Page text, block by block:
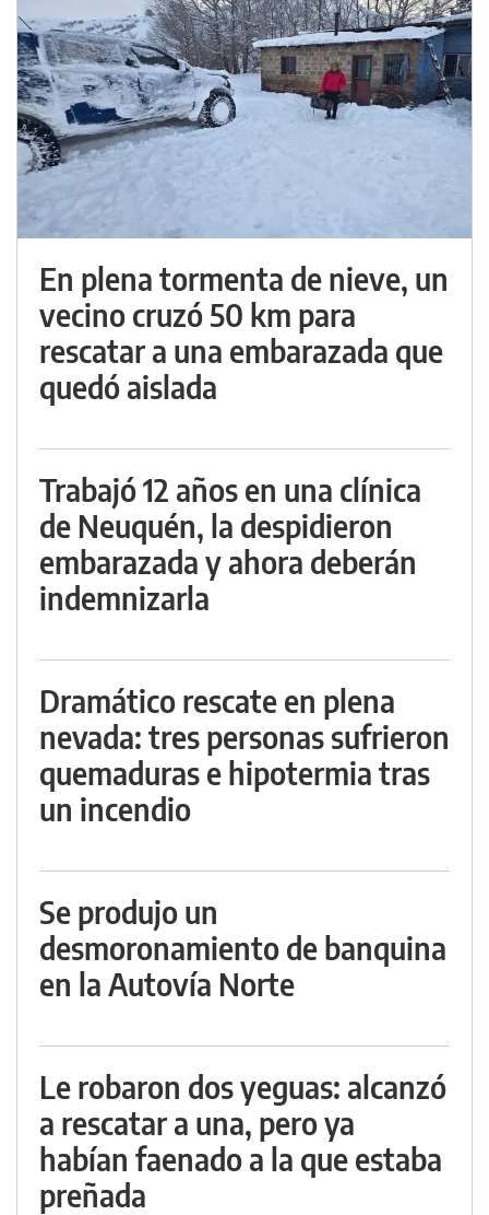
En plena tormenta de nieve, un
vecino cruzó 50 km para
rescatar a una embarazada que
quedó aislada
Trabajó 12 años en una clínica
de Neuquén, la despidieron
embarazada y ahora deberán
indemnizarla
Dramático rescate en plena
nevada: tres personas sufrieron
quemaduras e hipotermia tras
un incendio
Se produjo un
desmoronamiento de banquina
en la Autovía Norte
Le robaron dos yeguas: alcanzó
a rescatar a una, pero ya
habían faenado a la que estaba
preñada